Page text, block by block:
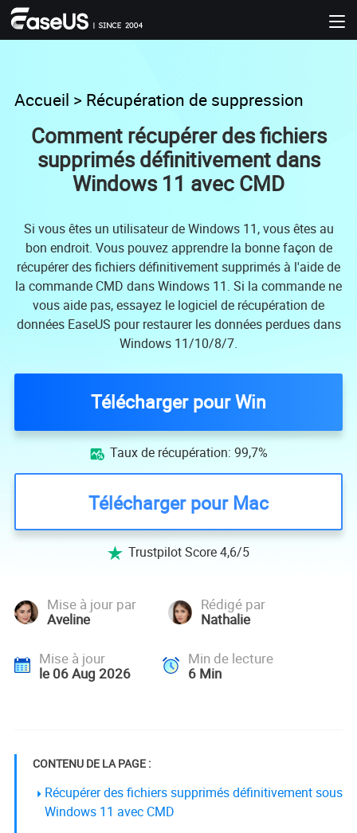
Accueil > Récupération de suppression
Comment récupérer des fichiers
supprimés définitivement dans
Windows 11 avec CMD
Si vous êtes un utilisateur de Windows 11, vous êtes au
bon endroit. Vous pouvez apprendre la bonne façon de
récupérer des fichiers définitivement supprimés à l'aide de
la commande CMD dans Windows 11. Si la commande ne
vous aide pas, essayez le logiciel de récupération de
données EaseUS pour restaurer les données perdues dans
Windows 11/10/8/7.
Télécharger pour Win
 Taux de récupération: 99,7%
Télécharger pour Mac
 Trustpilot Score 4,6/5
Mise à jour par
Aveline
Rédigé par
Nathalie
Mise à jour
le 06 Aug 2026
Min de lecture
6Min
CONTENU DE LA PAGE :
Récupérer des fichiers supprimés définitivement sous
Windows 11 avec CMD